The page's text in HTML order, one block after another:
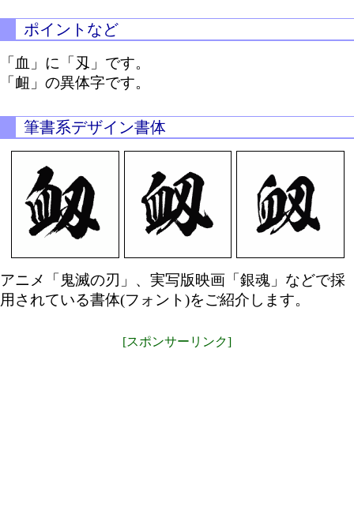
ポイントなど
「血」に「刄」です。
「衄」の異体字です。
筆書系デザイン書体
アニメ「鬼滅の刃」、実写版映画「銀魂」などで採
用されている書体(フォント)をご紹介します。
[スポンサーリンク]